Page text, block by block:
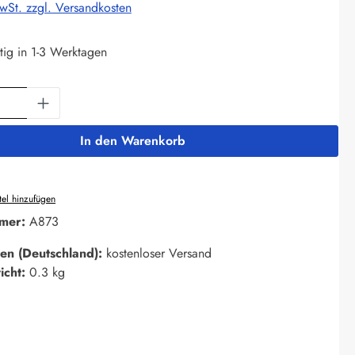
zzgl. Versandkosten
in 1-3 Werktagen
Gib den gewünschten Wert ein
In den Warenkorb
hinzufügen
A873
(Deutschland): kostenloser Versand
0.3 kg